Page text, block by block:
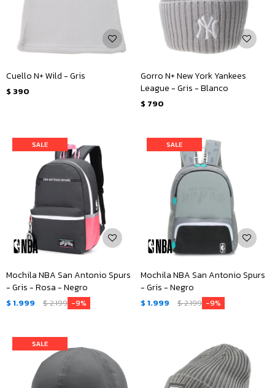
Cuello N+ Wild - Gris
$ 390
Gorro N+ New York Yankees
League - Gris - Blanco
$ 790
Mochila NBA San Antonio Spurs
- Gris - Rosa - Negro
$ 1.999 $2.199 9
Mochila NBA San Antonio Spurs
- Gris - Negro
$ 1.999 $2.199 9